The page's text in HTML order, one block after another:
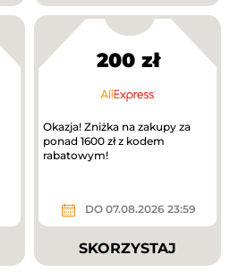
200 zł
Okazja! Zniżka na zakupy za
ponad 1600 zł z kodem
rabatowym!
DO 07.08.2026 23:59
SKORZYSTAJ